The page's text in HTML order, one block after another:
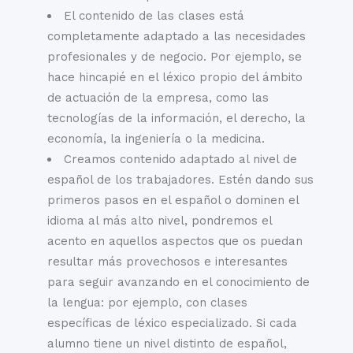
necesario visitarlo
porque ya lo ha visto
en una pantalla,
descarte la idea:
pasar una tarde
entre naranjos,
estanques y hasta
pavos reales es una
experiencia que
cautiva los sentidos.
El Barrio de
Santa Cruz
Pasear por las
calles del antiguo
barrio judío de
declarado
Patrimonio de la
Humanidad por la
UNESCO, alberga
algunos de los
registros y
documentos
históricos más
importantes de
España.
El Palacio de las
Dueñas, del siglo XV,
donde nació el
notable poeta
español Antonio
Machado, es famoso
por su inusual
El contenido de las clases está
completamente adaptado a las necesidades
profesionales y de negocio. Por ejemplo, se
hace hincapié en el léxico propio del ámbito
de actuación de la empresa, como las
tecnologías de la información, el derecho, la
economía, la ingeniería o la medicina.
Creamos contenido adaptado al nivel de
español de los trabajadores. Estén dando sus
primeros pasos en el español o dominen el
idioma al más alto nivel, pondremos el
acento en aquellos aspectos que os puedan
resultar más provechosos e interesantes
para seguir avanzando en el conocimiento de
la lengua: por ejemplo, con clases
específicas de léxico especializado. Si cada
alumno tiene un nivel distinto de español,